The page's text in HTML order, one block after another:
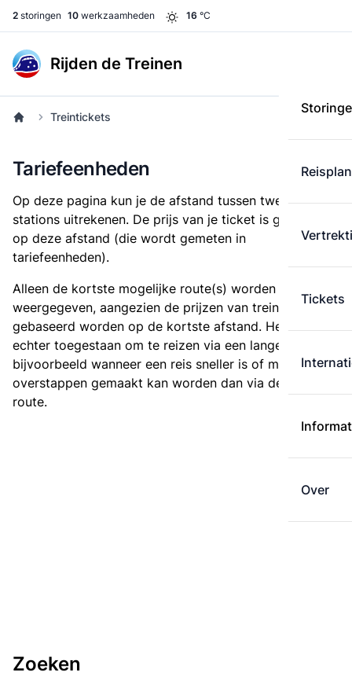
2 storingen 10 werkzaamheden 16 °C
Rijden de Treinen
Tickets
Over
Treintickets
Tariefeenheden
Op deze pagina kun je de afstand tussen twee
stations uitrekenen. De prijs van je ticket is gebaseerd
op deze afstand (die wordt gemeten in
tariefeenheden).
Alleen de kortste mogelijke route(s) worden
weergegeven, aangezien de prijzen van treintickets
gebaseerd worden op de kortste afstand. Het is
echter toegestaan om te reizen via een langere route,
bijvoorbeeld wanneer een reis sneller is of met minder
overstappen gemaakt kan worden dan via de kortste
route.
Zoeken